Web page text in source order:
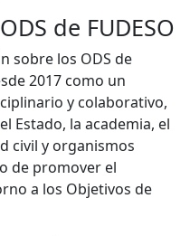
de FUDESO
sobre los ODS de
2017 como un
y colaborativo,
Estado, la academia, el
civil y organismos
de promover el
a los Objetivos de